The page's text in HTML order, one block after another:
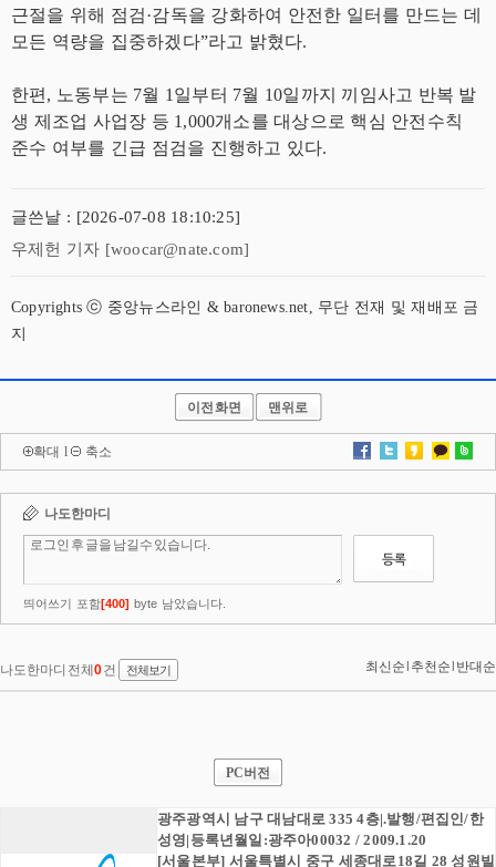
근절을 위해 점검·감독을 강화하여 안전한 일터를 만드는 데
모든 역량을 집중하겠다”라고 밝혔다.
한편, 노동부는 7월 1일부터 7월 10일까지 끼임사고 반복 발
생 제조업 사업장 등 1,000개소를 대상으로 핵심 안전수칙
준수 여부를 긴급 점검을 진행하고 있다.
글쓴날 : [2026-07-08 18:10:25]
우제헌 기자 [woocar@nate.com]
Copyrights ⓒ 중앙뉴스라인 & baronews.net, 무단 전재 및 재배포 금
지
이전화면 맨위로
확대 l 축소
PC버전
광주광역시 남구 대남대로 335 4층|.발행/편집인/한
성영|등록년월일:광주아00032 / 2009.1.20
[서울본부] 서울특별시 중구 세종대로18길 28 성원빌